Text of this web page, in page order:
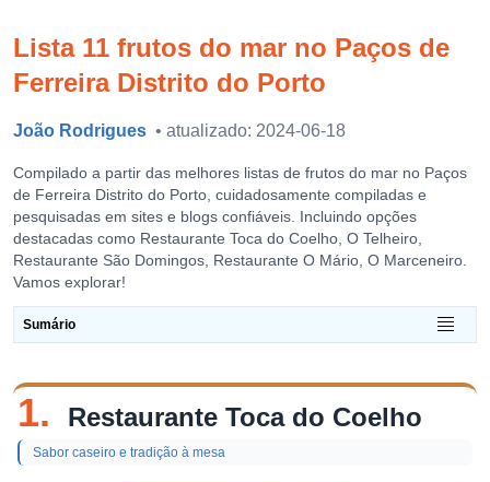
Lista 11 frutos do mar no Paços de
Ferreira Distrito do Porto
João Rodrigues • atualizado: 2024-06-18
Compilado a partir das melhores listas de frutos do mar no Paços
de Ferreira Distrito do Porto, cuidadosamente compiladas e
pesquisadas em sites e blogs confiáveis. Incluindo opções
destacadas como Restaurante Toca do Coelho, O Telheiro,
Restaurante São Domingos, Restaurante O Mário, O Marceneiro.
Vamos explorar!
Sumário
1. Restaurante Toca do Coelho
Sabor caseiro e tradição à mesa